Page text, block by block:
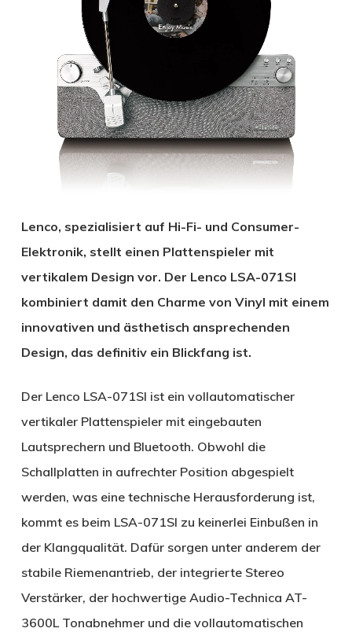
Lenco, spezialisiert auf Hi-Fi- und Consumer-
Elektronik, stellt einen Plattenspieler mit
vertikalem Design vor. Der Lenco LSA-071SI
kombiniert damit den Charme von Vinyl mit einem
innovativen und ästhetisch ansprechenden
Design, das definitiv ein Blickfang ist.
Der Lenco LSA-071SI ist ein vollautomatischer
vertikaler Plattenspieler mit eingebauten
Lautsprechern und Bluetooth. Obwohl die
Schallplatten in aufrechter Position abgespielt
werden, was eine technische Herausforderung ist,
kommt es beim LSA-071SI zu keinerlei Einbußen in
der Klangqualität. Dafür sorgen unter anderem der
stabile Riemenantrieb, der integrierte Stereo
Verstärker, der hochwertige Audio-Technica AT-
3600L Tonabnehmer und die vollautomatischen